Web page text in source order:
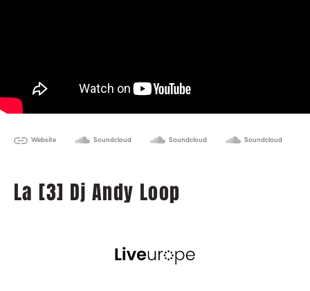
Website Soundcloud Soundcloud Soundcloud
La [3] Dj Andy Loop